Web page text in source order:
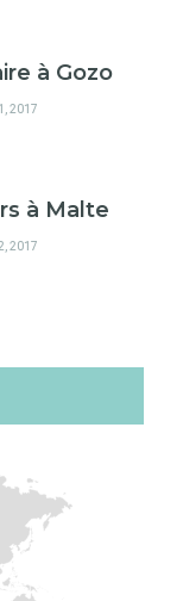
à Gozo
2017
à Malte
2017